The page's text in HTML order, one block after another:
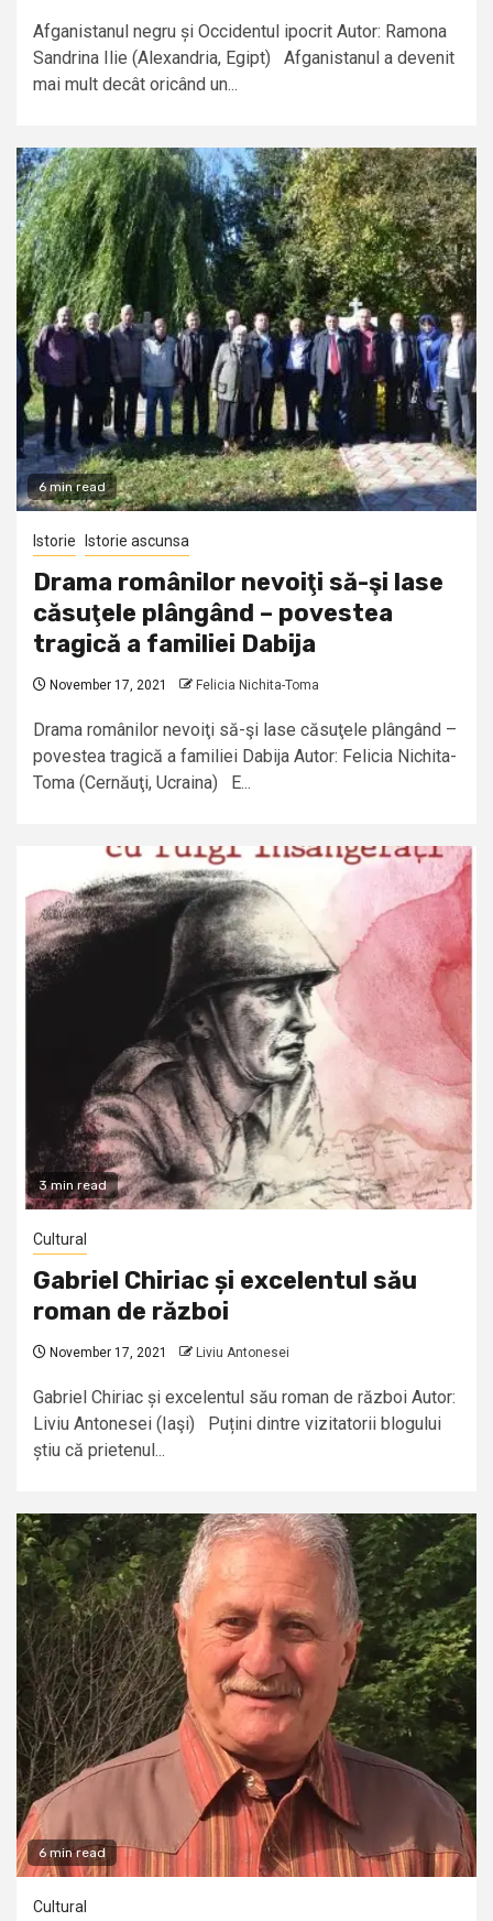
Afganistanul negru și Occidentul ipocrit Autor: Ramona
Sandrina Ilie (Alexandria, Egipt) Afganistanul a devenit
mai mult decât oricând un...
6 min read
Istorie Istorie ascunsa
Drama românilor nevoiţi să-şi lase
căsuţele plângând – povestea
tragică a familiei Dabija
November 17, 2021 Felicia Nichita-Toma
Drama românilor nevoiţi să-şi lase căsuţele plângând –
povestea tragică a familiei Dabija Autor: Felicia Nichita-
Toma (Cernăuţi, Ucraina) E...
3 min read
Cultural
Gabriel Chiriac și excelentul său
roman de război
November 17, 2021 Liviu Antonesei
Gabriel Chiriac și excelentul său roman de război Autor:
Liviu Antonesei (Iaşi) Puțini dintre vizitatorii blogului
știu că prietenul...
6 min read
Cultural